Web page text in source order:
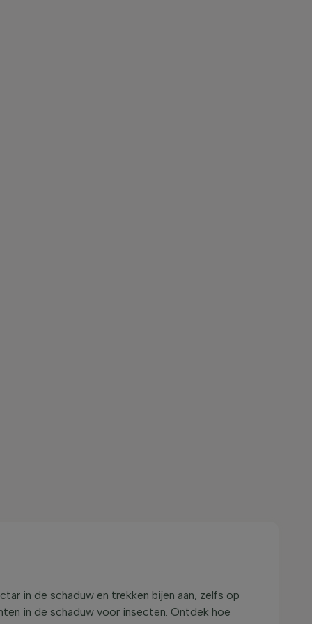
in de schaduw en trekken bijen aan, zelfs op
in de schaduw voor insecten. Ontdek hoe